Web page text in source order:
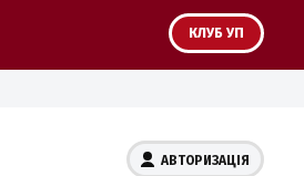
КЛУБ УП
АВТОРИЗАЦІЯ